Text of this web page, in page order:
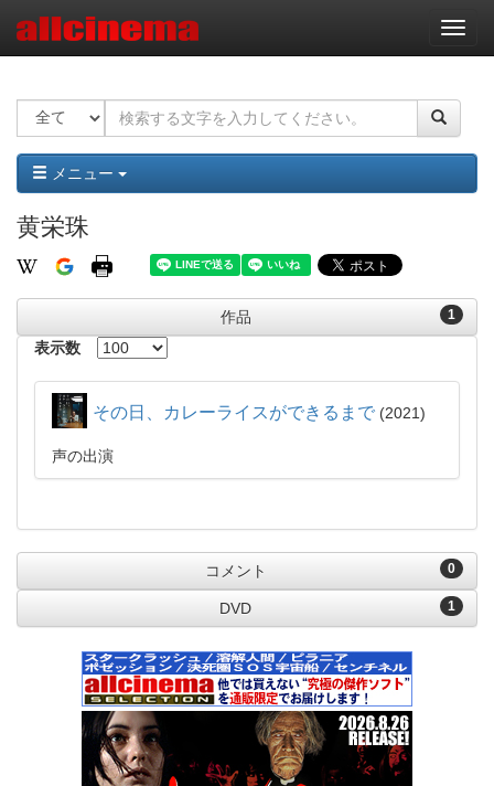
ナ
ビ
ー
ョ
ン
メニュー
黄栄珠
1
作品
表示数
その日、カレーライスができるまで 2021
声の出演
0
コメント
1
DVD